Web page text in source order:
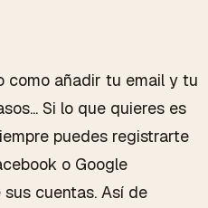
como añadir tu email y tu
Si lo que quieres es
puedes registrarte
o Google
cuentas. Así de